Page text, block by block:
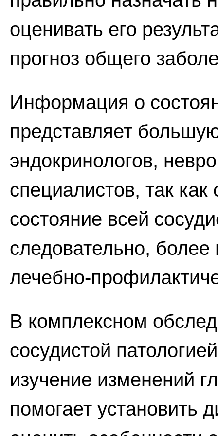
оценивать его
прогноз общего
Информация о
представляет
эндокринологов,
специалистов, так
состояние всей
следовательно,
лечебно-
В комплексном
сосудистой
изучение изменений
помогает установить